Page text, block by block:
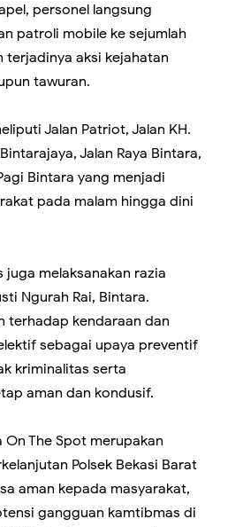
personel langsung
patroli mobile ke sejumlah
aksi kejahatan
tawuran.
Jalan Patriot, Jalan KH.
Jalan Raya Bintara,
Bintara yang menjadi
pada malam hingga dini
melaksanakan razia
Ngurah Rai, Bintara.
terhadap kendaraan dan
sebagai upaya preventif
kriminalitas serta
aman dan kondusif.
The Spot merupakan
Polsek Bekasi Barat
aman kepada masyarakat,
gangguan kamtibmas di